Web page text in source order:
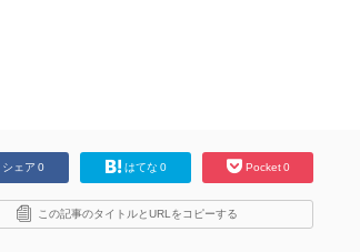
シェア 0 はてな 0 Pocket 0
この記事のタイトルとURLをコピーする